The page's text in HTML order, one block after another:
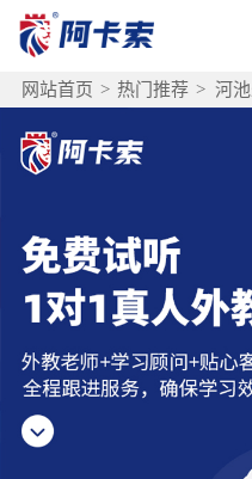
网站首页 > 热门推荐 > 河